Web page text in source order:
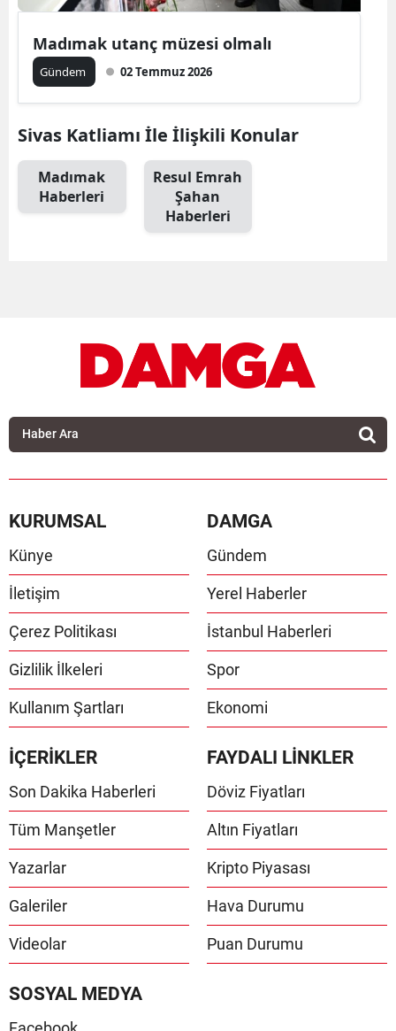
Madımak utanç müzesi olmalı
Gündem 02 Temmuz 2026
Sivas Katliamı İle İlişkili Konular
Madımak
Haberleri
Resul Emrah
Şahan
Haberleri
KURUMSAL
Künye
İletişim
Çerez Politikası
Gizlilik İlkeleri
Kullanım Şartları
DAMGA
Gündem
Yerel Haberler
İstanbul Haberleri
Spor
Ekonomi
İÇERİKLER
Son Dakika Haberleri
Tüm Manşetler
Yazarlar
Galeriler
Videolar
FAYDALI LİNKLER
Döviz Fiyatları
Altın Fiyatları
Kripto Piyasası
Hava Durumu
Puan Durumu
SOSYAL MEDYA